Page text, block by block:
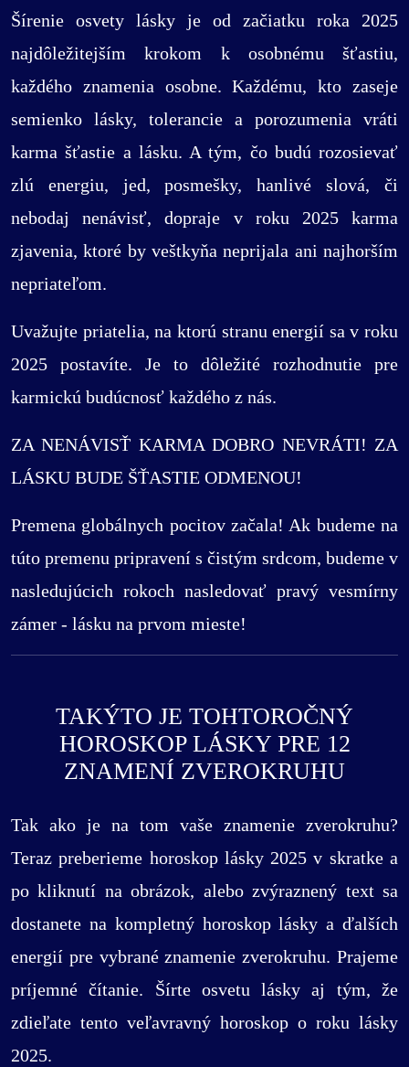
Šírenie osvety lásky je od začiatku roka 2025
najdôležitejším krokom k osobnému šťastiu,
každého znamenia osobne. Každému, kto zaseje
semienko lásky, tolerancie a porozumenia vráti
karma šťastie a lásku. A tým, čo budú rozosievať
zlú energiu, jed, posmešky, hanlivé slová, či
nebodaj nenávisť, dopraje v roku 2025 karma
zjavenia, ktoré by veštkyňa neprijala ani najhorším
nepriateľom.
Uvažujte priatelia, na ktorú stranu energií sa v roku
2025 postavíte. Je to dôležité rozhodnutie pre
karmickú budúcnosť každého z nás.
ZA NENÁVISŤ KARMA DOBRO NEVRÁTI! ZA
LÁSKU BUDE ŠŤASTIE ODMENOU!
Premena globálnych pocitov začala! Ak budeme na
túto premenu pripravení s čistým srdcom, budeme v
nasledujúcich rokoch nasledovať pravý vesmírny
zámer - lásku na prvom mieste!
TAKÝTO JE TOHTOROČNÝ
HOROSKOP LÁSKY PRE 12
ZNAMENÍ ZVEROKRUHU
Tak ako je na tom vaše znamenie zverokruhu?
Teraz preberieme horoskop lásky 2025 v skratke a
po kliknutí na obrázok, alebo zvýraznený text sa
dostanete na kompletný horoskop lásky a ďalších
energií pre vybrané znamenie zverokruhu. Prajeme
príjemné čítanie. Šírte osvetu lásky aj tým, že
zdieľate tento veľavravný horoskop o roku lásky
2025.